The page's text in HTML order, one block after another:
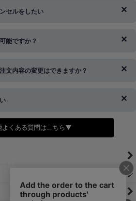
ンIDの変更が可能です。
セルをしたい
る関係上、午後以降のご連絡やキャンセル
了しお手続きが間に合わない場合は変更、
能ですか？
ード・携帯キャリア決済・おねだり決
文内容の変更はできますか？
ております。
場合のみ発行しております。
】
払い」ページにて備考欄に下記の記載をお
）
よくある質問はこちら▼